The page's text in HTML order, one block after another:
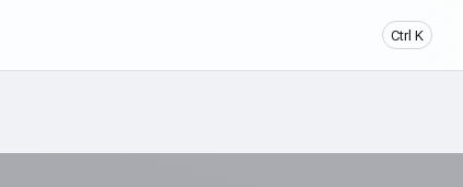
Ctrl K